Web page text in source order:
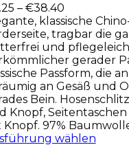
– €38.40
klassische
tragbar die
und
gerader
Passform, die
an Gesäß und
Bein.
Knopf,
Knopf. 97%
wählen